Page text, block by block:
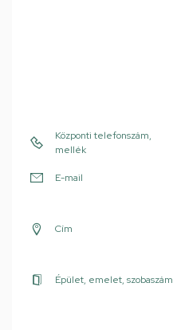
Központi telefonszám,
mellék
E-mail
Cím
Épület, emelet, szobaszám